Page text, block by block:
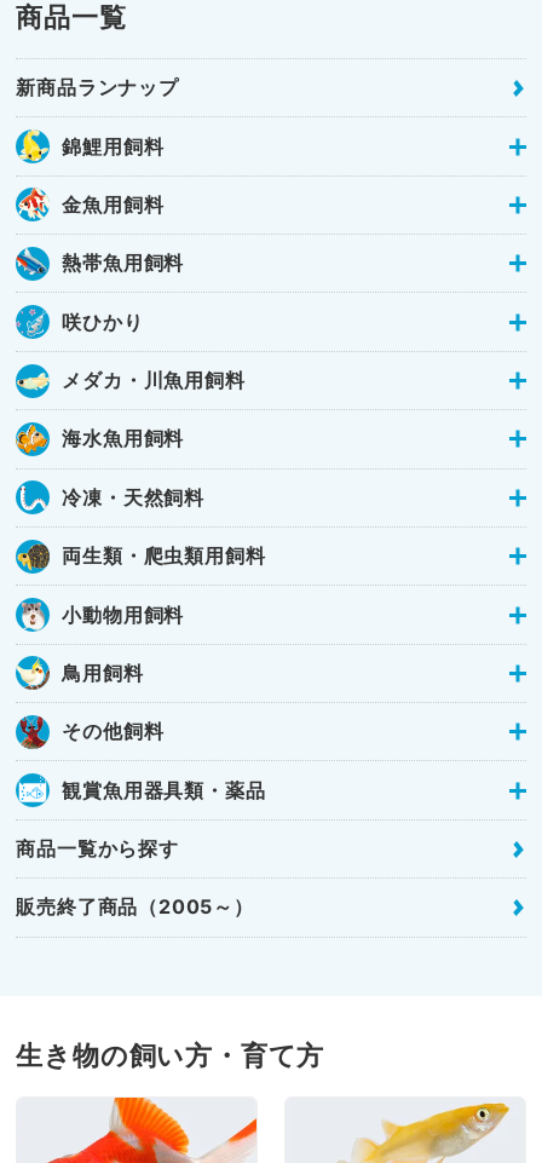
商品一覧
新商品ランナップ
錦鯉用飼料
金魚用飼料
熱帯魚用飼料
咲ひかり
メダカ・川魚用飼料
海水魚用飼料
冷凍・天然飼料
両生類・爬虫類用飼料
小動物用飼料
鳥用飼料
その他飼料
観賞魚用器具類・薬品
商品一覧から探す
販売終了商品（2005～）
生き物の飼い方・育て方